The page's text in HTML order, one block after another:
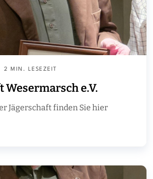
2 MIN. LESEZEIT
Wesermarsch e.V.
Jägerschaft finden Sie hier